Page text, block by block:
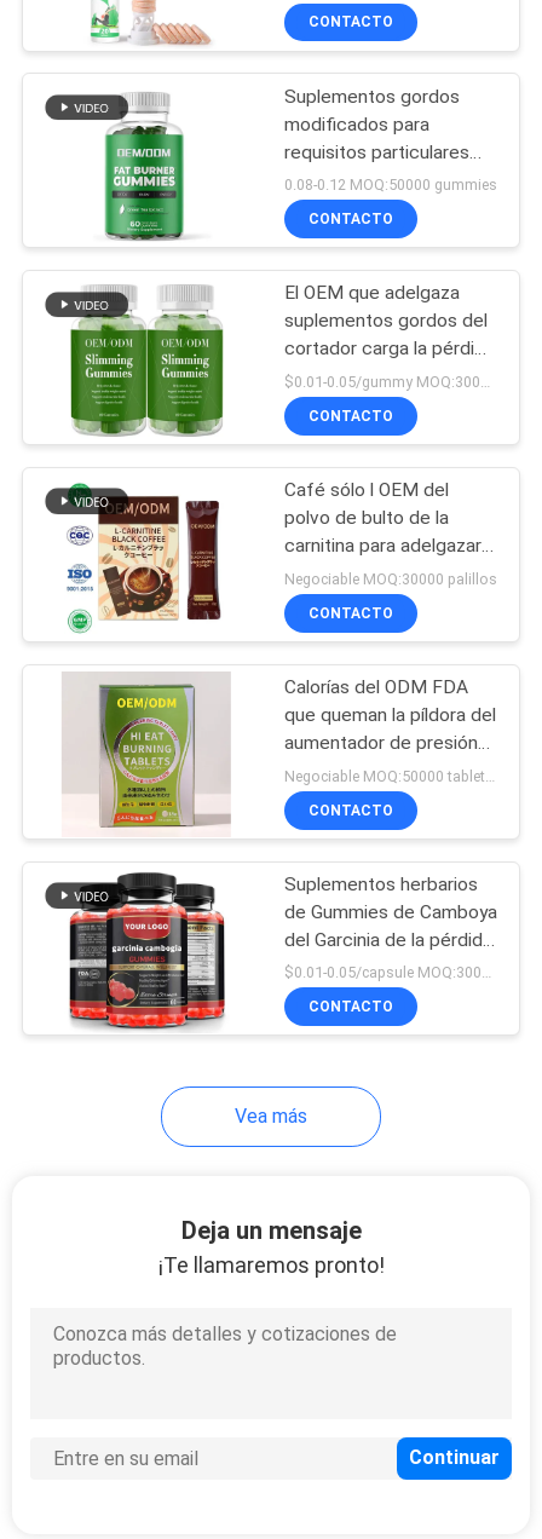
Cápsulas
hidrolizadas del
colágeno
Omega 3 softgels
Suplemento de la
raíz de Maca
Suplemento
Gummies de
Ashwagandha
9
cápsulas
Tabletas originales
del glutatión
CONTACTO
Suplementos gordos
modificados para
requisitos particulares
del aumentador de
presión del metabolismo
del té verde de Gummies
0.08-0.12 MOQ:50000 gummies
CONTACTO
El OEM que adelgaza
suplementos gordos del
cortador carga la pérdida
Gummies para Detoxing$0.01-0.05/gummy MOQ:30000 gomitas
CONTACTO
Café sólo l OEM del
polvo de bulto de la
carnitina para adelgazar
del cuerpo
Negociable MOQ:30000 palillos
CONTACTO
Calorías del ODM FDA
que queman la píldora del
aumentador de presión
del metabolismo para la
pérdida de peso
CONTACTO
Suplementos herbarios
de Gummies de Camboya
del Garcinia de la pérdida
de peso del 100%
$0.01-0.05/capsule MOQ:30000 cápsulas
CONTACTO
Vea más
Deja un mensaje
¡Te llamaremos pronto!